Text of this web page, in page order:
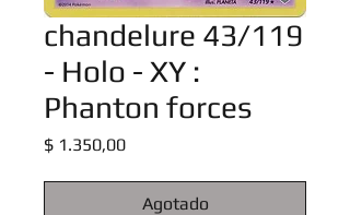
chandelure 43/119
- Holo - XY :
Phanton forces
$ 1.350,00Precio
Agotado